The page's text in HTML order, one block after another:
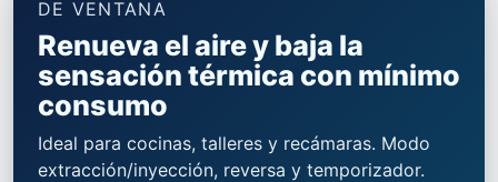
DE VENTANA
Renueva el aire y baja la
sensación térmica con mínimo
consumo
Ideal para cocinas, talleres y recámaras. Modo
extracción/inyección, reversa y temporizador.